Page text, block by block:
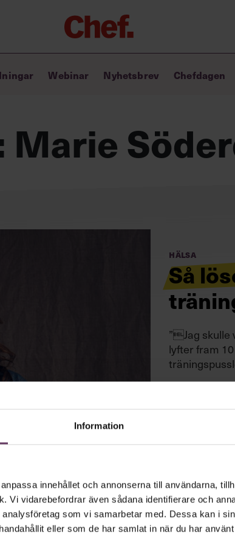
Information
innehållet och annonserna till användarna,
Vi vidarebefordrar även sådana identifierare och
som vi samarbetar med. Dessa kan i
eller som de har samlat in när du har
Chefakademin+
Lyft ditt ledarskap med C+
Ledarskapsbiblioteket
Ledarskapstest
Chef GPT – din chefsassistent i
Webinar Nyhetsbrev Chefdagen
Marie
Hälsa
Så
”Jag skulle
lyfter fram